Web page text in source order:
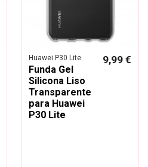
Huawei P30 Lite
Funda Gel
Silicona Liso
Transparente
para Huawei
P30 Lite
9,99 €